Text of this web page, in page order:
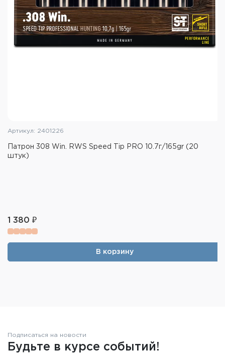
Артикул: 2401226
Патрон 308 Win. RWS Speed Tip PRO 10.7г/165gr (20
штук)
1 380 ₽
В корзину
Подписаться на новости
Будьте в курсе событий!